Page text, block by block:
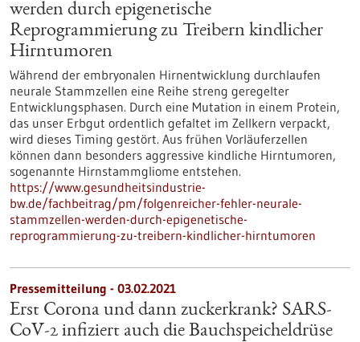
werden durch epigenetische
Reprogrammierung zu Treibern kindlicher
Hirntumoren
Während der embryonalen Hirnentwicklung durchlaufen
neurale Stammzellen eine Reihe streng geregelter
Entwicklungsphasen. Durch eine Mutation in einem Protein,
das unser Erbgut ordentlich gefaltet im Zellkern verpackt,
wird dieses Timing gestört. Aus frühen Vorläuferzellen
können dann besonders aggressive kindliche Hirntumoren,
sogenannte Hirnstammgliome entstehen.
https://www.gesundheitsindustrie-
bw.de/fachbeitrag/pm/folgenreicher-fehler-neurale-
stammzellen-werden-durch-epigenetische-
reprogrammierung-zu-treibern-kindlicher-hirntumoren
Pressemitteilung - 03.02.2021
Erst Corona und dann zuckerkrank? SARS-
CoV-2 infiziert auch die Bauchspeicheldrüse